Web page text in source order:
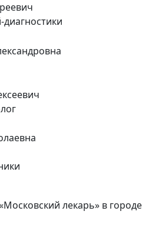
диагностики
лекарь» в городе